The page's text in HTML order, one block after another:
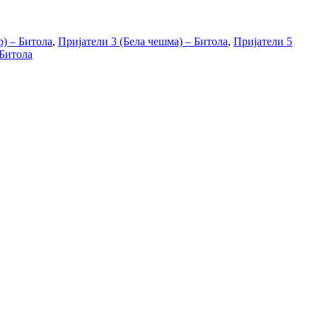
– Битола, Пријатели 3 (Бела чешма) – Битола, Пријатели 5